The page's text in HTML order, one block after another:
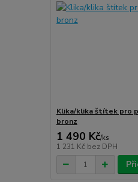
Klika/klika štítek pro
bronz
1 490 Kč/ks
1 231 Kč bez DPH